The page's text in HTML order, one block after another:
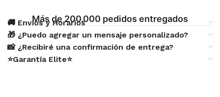
Más de 200.000 pedidos entregados
🚚 Envíos y Horarios
🎁 ¿Puedo agregar un mensaje personalizado?
📸 ¿Recibiré una confirmación de entrega?
⭐Garantía Elite⭐